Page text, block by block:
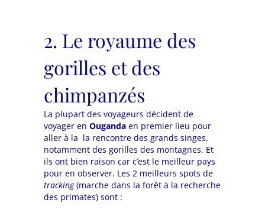
2. Le royaume des
gorilles et des
chimpanzés
La plupart des voyageurs décident de
voyager en Ouganda en premier lieu pour
aller à la la rencontre des grands singes,
notamment des gorilles des montagnes. Et
ils ont bien raison car c’est le meilleur pays
pour en observer. Les 2 meilleurs spots de
tracking(marche dans la forêt à la recherche
des primates) sont :